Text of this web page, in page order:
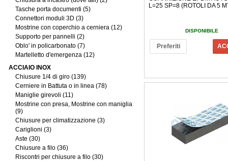
Tasche porta documenti (5)
Connettori moduli 3D (3)
Mostrine con coperchio a cerniera (12)
Supporto per pannelli (2)
Oblo' in policarbonato (7)
Martelletto d'emergenza (12)
ACCIAIO INOX
Chiusure 1/4 di giro (139)
Cerniere in Battuta o in linea (78)
Maniglie girevoli (11)
Mostrine con presa, Mostrine con maniglia
(9)
Chiusure per climatizzazione (3)
Cariglioni (3)
Aste (30)
Chiusure a filo (36)
Riscontri per chiusure a filo (30)
L=25 SP=8 (ROTOLI DA 5
DISPONIBILE
Preferiti